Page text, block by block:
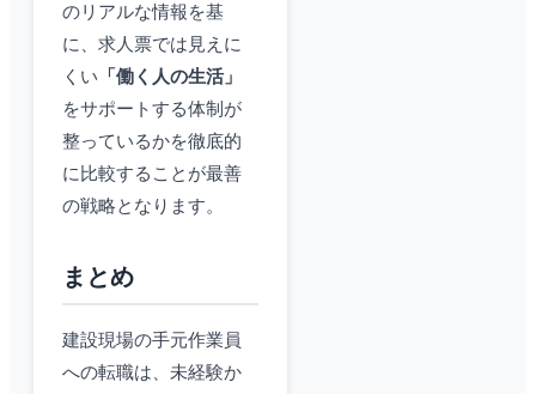
のリアルな情報を基
に、求人票では見えに
くい 「働く人の生活」
をサポートする体制が
整っているかを徹底的
に比較することが最善
の戦略となります。
まとめ
建設現場の手元作業員
への転職は、未経験か